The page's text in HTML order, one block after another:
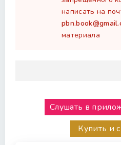
написать на
материала
Слушать в
Купить и